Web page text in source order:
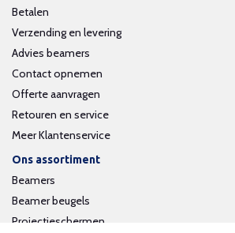
Betalen
Verzending en levering
Advies beamers
Contact opnemen
Offerte aanvragen
Retouren en service
Meer Klantenservice
Ons assortiment
Beamers
Beamer beugels
Projectieschermen